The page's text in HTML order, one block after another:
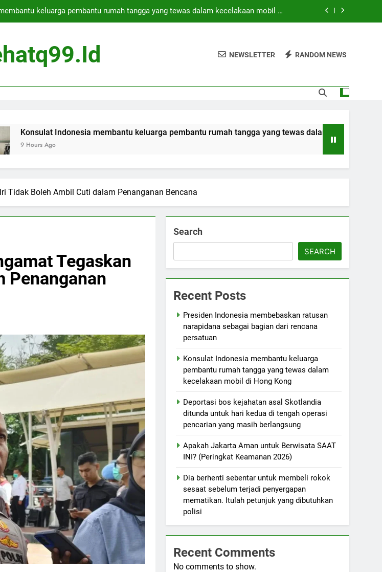
keluarga pembantu rumah tangga yang tewas dalam kecelakaan mobil di
Apakah Jakarta Aman untuk Berwisata SAAT INI? (Peringkat Keamanan 2026)
berlangsung
Apakah Jakarta Aman untuk Berwisata SAAT INI? (Peringkat Keamanan 2026)
NEWSLETTER RANDOM NEWS
Indonesia membantu keluarga pembantu rumah tangga yang tewas dalam kecelakaan mobil di Hong
Tidak Boleh Ambil Cuti dalam Penanganan Bencana
Tegaskan
Penanganan
Search
SEARCH
Recent Posts
Presiden Indonesia membebaskan ratusan
narapidana sebagai bagian dari rencana
persatuan
Konsulat Indonesia membantu keluarga
pembantu rumah tangga yang tewas dalam
kecelakaan mobil di Hong Kong
Deportasi bos kejahatan asal Skotlandia
ditunda untuk hari kedua di tengah operasi
pencarian yang masih berlangsung
Apakah Jakarta Aman untuk Berwisata SAAT
INI? (Peringkat Keamanan 2026)
Dia berhenti sebentar untuk membeli rokok
sesaat sebelum terjadi penyergapan
mematikan. Itulah petunjuk yang dibutuhkan
polisi
Recent Comments
No comments to show.